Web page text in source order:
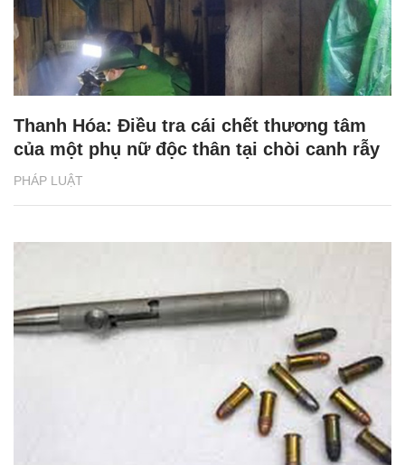
PHÁP LUẬT
Thanh Hóa: Điều tra cái chết thương tâm
của một phụ nữ độc thân tại chòi canh rẫy